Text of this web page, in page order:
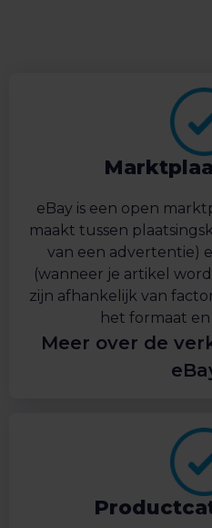
eBay is een open
maakt tussen
van een advertentie)
(wanneer je artikel
zijn afhankelijk van
het formaat
Meer over de